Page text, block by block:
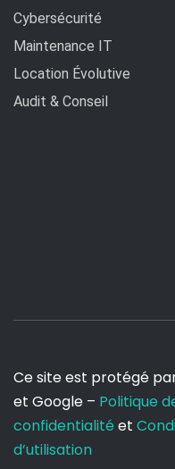
Cybersécurité
Maintenance IT
Location Évolutive
Audit & Conseil
Ce site est protégé
et Google – Politique
confidentialité et
d’utilisation